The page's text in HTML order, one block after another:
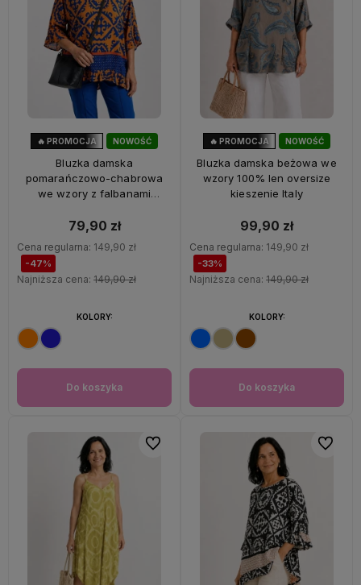
NOWOŚĆ
🔥 PROMOCJA
Bluzka damska
pomarańczowo-chabrowa
we wzory z falbanami
79,90 zł
Cena regularna: 149,90 zł
-47%
Najniższa cena: 149,90 zł
Do koszyka
KOLORY:
NOWOŚĆ
OKAZJA
🔥 PROMOCJA
Bluzka damska beżowa we
wzory 100% len oversize
kieszenie Italy
99,90 zł
Cena regularna: 149,90 zł
-33%
Najniższa cena: 149,90 zł
Do koszyka
KOLORY:
Do ulubionych Do